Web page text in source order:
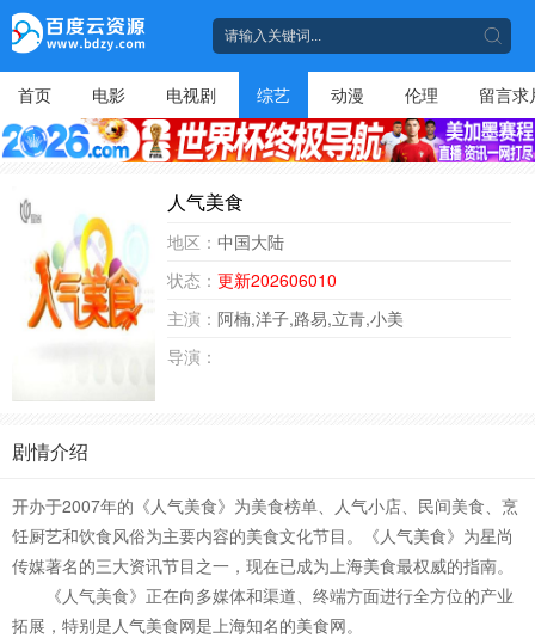
首页 电影 电视剧 综艺 动漫 伦理 留言求
人气美食
地区： 中国大陆
状态： 更新202606010
主演： 阿楠,洋子,路易,立青,小美
导演：
剧情介绍
开办于2007年的《人气美食》为美食榜单、人气小店、民间美食、烹
饪厨艺和饮食风俗为主要内容的美食文化节目。《人气美食》为星尚
传媒著名的三大资讯节目之一，现在已成为上海美食最权威的指南。
《人气美食》正在向多媒体和渠道、终端方面进行全方位的产业
拓展，特别是人气美食网是上海知名的美食网。